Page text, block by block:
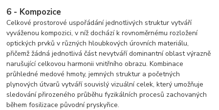
6 - Kompozice
Celkové prostorové uspořádání jednotlivých struktur vytváří
vyváženou kompozici, v níž dochází k rovnoměrnému rozložení
optických prvků v různých hloubkových úrovních materiálu,
přičemž žádná jednotlivá část nevytváří dominantní oblast výrazně
narušující celkovou harmonii vnitřního obrazu. Kombinace
průhledné medové hmoty, jemných struktur a početných
plynových útvarů vytváří souvislý vizuální celek, který umožňuje
sledování přirozeného průběhu fyzikálních procesů zachovaných
během fosilizace původní pryskyřice.